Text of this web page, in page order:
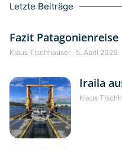
Letzte Beiträge
Fazit Patagonienreise
Klaus Tischhauser 5. April 2026
Iraila
Klaus